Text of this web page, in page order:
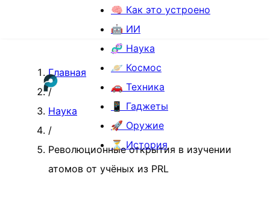
🧠 Как это устроено
🤖 ИИ
🧬 Наука
🪐 Космос
🚗 Техника
📱 Гаджеты
🚀 Оружие
⏳ История
Главная
/
Наука
/
Революционные открытия в изучении
атомов от учёных из PRL